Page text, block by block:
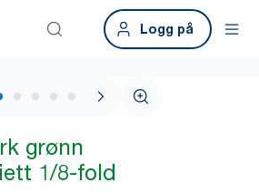
Logg på
1 / 6
grønn
1/8-fold